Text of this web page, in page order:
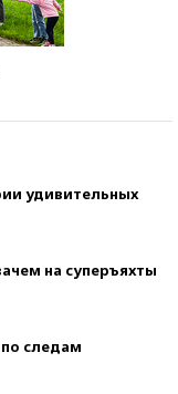
удивительных
на суперъяхты
следам